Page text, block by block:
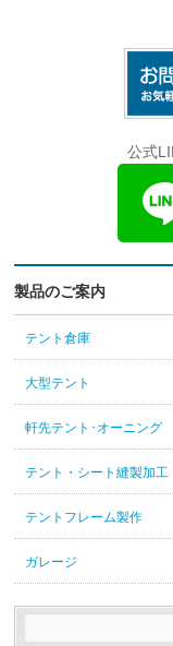
公式
製品のご案内
テント倉庫
大型テント
軒先テント･オーニング
テント・シート縫製加工
テントフレーム製作
ガレージ